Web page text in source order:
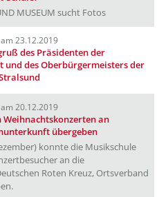
MUSEUM sucht Fotos
23.12.2019
des Präsidenten der
und des Oberbürgermeisters der
20.12.2019
Weihnachtskonzerten an
übergeben
konnte die Musikschule
an die
Roten Kreuz, Ortsverband